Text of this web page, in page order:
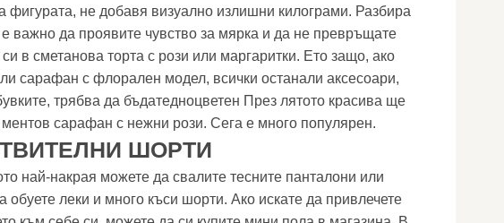
фигурата, не добавя визуално излишни килограми. Разбира
важно да проявите чувство за мярка и да не превръщате
в сметанова торта с рози или маргаритки. Ето защо, ако
сарафан с флорален модел, всички останали аксесоари,
трябва да бъдатедноцветен През лятото красива ще
ментов сарафан с нежни рози. Сега е много популярен.
ШОРТИ
най-накрая можете да свалите тесните панталони или
обуете леки и много къси шорти. Ако искате да привлечете